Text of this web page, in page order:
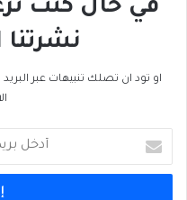
في حال كنت
نشرتنا
او تود ان تصلك تنبيهات عبر
بريدك
الإلكتروني